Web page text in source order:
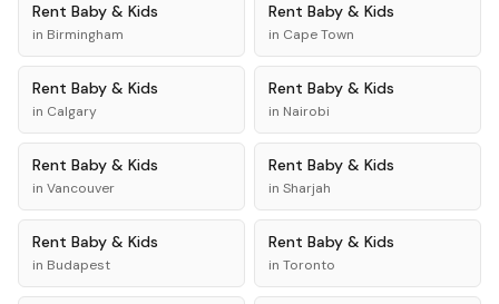
Rent Baby & Kids
in Birmingham
Rent Baby & Kids
in Cape Town
Rent Baby & Kids
in Calgary
Rent Baby & Kids
in Nairobi
Rent Baby & Kids
in Vancouver
Rent Baby & Kids
in Sharjah
Rent Baby & Kids
in Budapest
Rent Baby & Kids
in Toronto